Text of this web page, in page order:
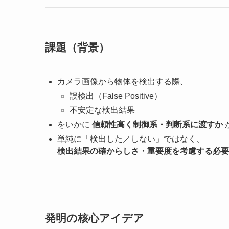
課題（背景）
カメラ画像から物体を検出する際、
誤検出（False Positive）
不安定な検出結果
をいかに 信頼性高く制御系・判断系に渡すか
単純に「検出した／しない」ではなく、
検出結果の確からしさ・重要度を考慮する必要
発明の核心アイデア